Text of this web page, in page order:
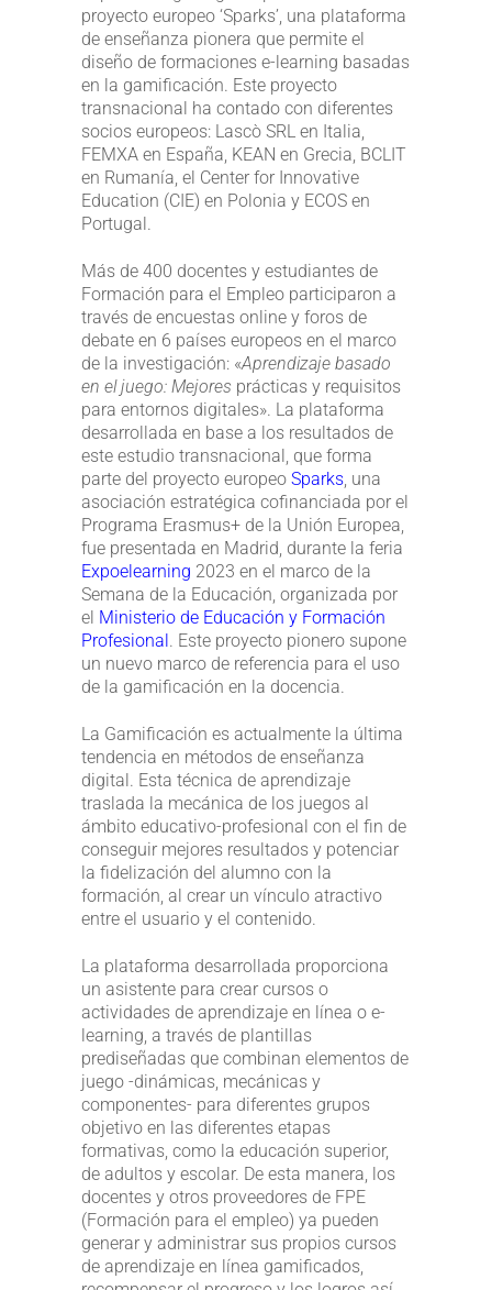
proyecto europeo ‘Sparks’, una plataforma
de enseñanza pionera que permite el
diseño de formaciones e-learning basadas
en la gamificación. Este proyecto
transnacional ha contado con diferentes
socios europeos: Lascò SRL en Italia,
FEMXA en España, KEAN en Grecia, BCLIT
en Rumanía, el Center for Innovative
Education (CIE) en Polonia y ECOS en
Portugal.
Más de 400 docentes y estudiantes de
Formación para el Empleo participaron a
través de encuestas online y foros de
debate en 6 países europeos en el marco
de la investigación: «Aprendizaje basado
en el juego: Mejores prácticas y requisitos
para entornos digitales». La plataforma
desarrollada en base a los resultados de
este estudio transnacional, que forma
parte del proyecto europeo Sparks, una
asociación estratégica cofinanciada por el
Programa Erasmus+ de la Unión Europea,
fue presentada en Madrid, durante la feria
Expoelearning 2023 en el marco de la
Semana de la Educación, organizada por
el Ministerio de Educación y Formación
Profesional. Este proyecto pionero supone
un nuevo marco de referencia para el uso
de la gamificación en la docencia.
La Gamificación es actualmente la última
tendencia en métodos de enseñanza
digital. Esta técnica de aprendizaje
traslada la mecánica de los juegos al
ámbito educativo-profesional con el fin de
conseguir mejores resultados y potenciar
la fidelización del alumno con la
formación, al crear un vínculo atractivo
entre el usuario y el contenido.
La plataforma desarrollada proporciona
un asistente para crear cursos o
actividades de aprendizaje en línea o e-
learning, a través de plantillas
prediseñadas que combinan elementos de
juego -dinámicas, mecánicas y
componentes- para diferentes grupos
objetivo en las diferentes etapas
formativas, como la educación superior,
de adultos y escolar. De esta manera, los
docentes y otros proveedores de FPE
(Formación para el empleo) ya pueden
generar y administrar sus propios cursos
de aprendizaje en línea gamificados,